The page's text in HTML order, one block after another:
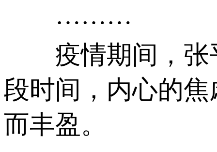
………
疫情期间，张
段时间，内心的
而丰盈。